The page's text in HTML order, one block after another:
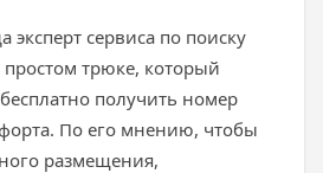
эксперт сервиса по поиску
простом трюке, который
получить номер
По его мнению, чтобы
размещения,